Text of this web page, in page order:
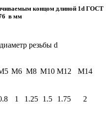
концом длиной 1d ГОСТ
в мм
резьбы d
М6 М8 М10 М12 М14
1 1.25 1.5 1.75 2